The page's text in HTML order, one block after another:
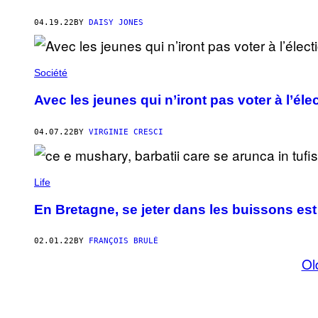
04.19.22 BY DAISY JONES
Société
Avec les jeunes qui n’iront pas voter à
04.07.22BY VIRGINIE CRESCI
Life
En Bretagne, se jeter dans les buissons
02.01.22 BY FRANÇOIS BRULÉ